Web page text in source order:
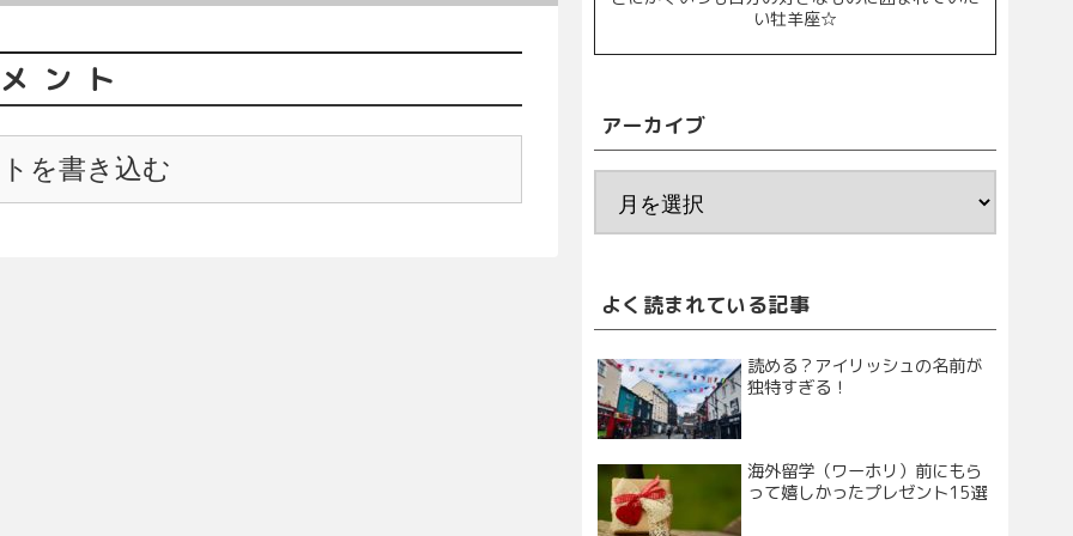
ント
を書き込む
い牡羊座☆
アーカイブ
よく読まれている記事
読める？アイリッシュの名前が
独特すぎる！
海外留学（ワーホリ）前にもら
って嬉しかったプレゼント15選